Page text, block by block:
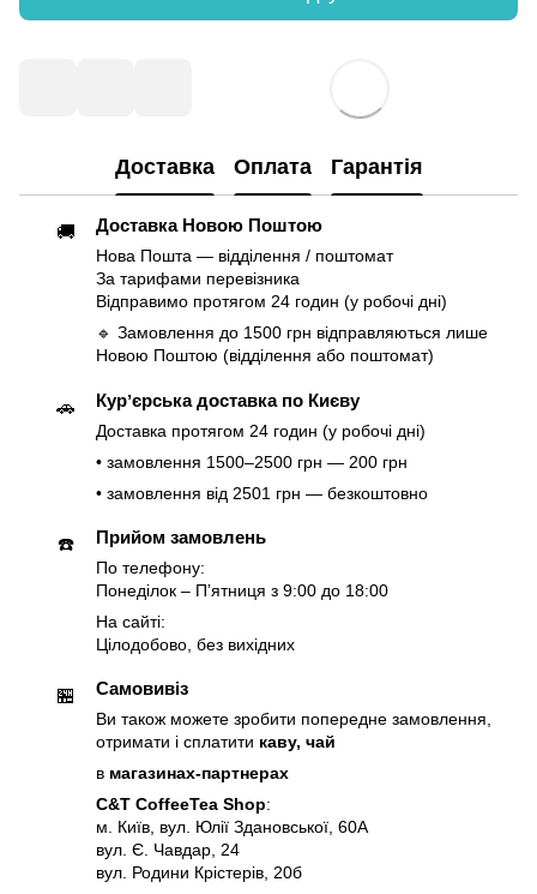
Доставка Оплата Гарантія
🚚 Доставка Новою Поштою
Нова Пошта — відділення / поштомат
За тарифами перевізника
Відправимо протягом 24 годин (у робочі дні)
🔹 Замовлення до 1500 грн відправляються лише
Новою Поштою (відділення або поштомат)
🚗 Курʼєрська доставка по Києву
Доставка протягом 24 годин (у робочі дні)
• замовлення 1500–2500 грн — 200 грн
• замовлення від 2501 грн — безкоштовно
☎️ Прийом замовлень
По телефону:
Понеділок – Пʼятниця з 9:00 до 18:00
На сайті:
Цілодобово, без вихідних
🏪 Самовивіз
Ви також можете зробити попередне замовлення,
отримати і сплатити каву, чай
в магазинах-партнерах
C&T CoffeeTea Shop:
м. Київ, вул. Юлії Здановської, 60А
вул. Є. Чавдар, 24
вул. Родини Крістерів, 20б